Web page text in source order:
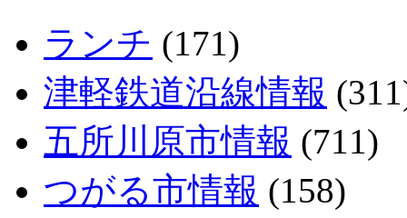
ランチ (171)
津軽鉄道沿線情報
五所川原市情報 (711)
つがる市情報 (158)